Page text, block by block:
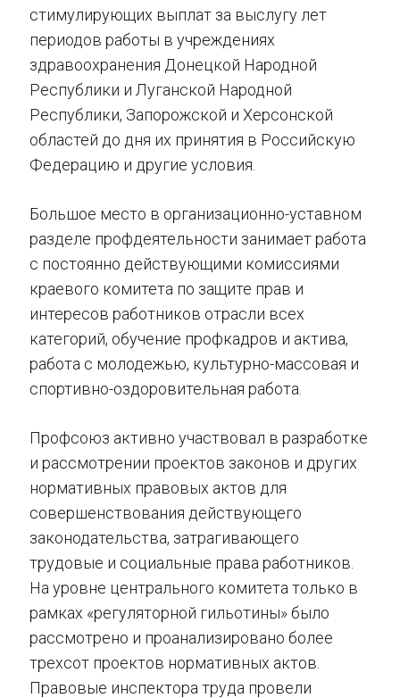
стимулирующих выплат за выслугу лет
периодов работы в учреждениях
здравоохранения Донецкой Народной
Республики и Луганской Народной
Республики, Запорожской и Херсонской
областей до дня их принятия в Российскую
Федерацию и другие условия.
Большое место в организационно-уставном
разделе профдеятельности занимает работа
с постоянно действующими комиссиями
краевого комитета по защите прав и
интересов работников отрасли всех
категорий, обучение профкадров и актива,
работа с молодежью, культурно-массовая и
спортивно-оздоровительная работа.
Профсоюз активно участвовал в разработке
и рассмотрении проектов законов и других
нормативных правовых актов для
совершенствования действующего
законодательства, затрагивающего
трудовые и социальные права работников.
На уровне центрального комитета только в
рамках «регуляторной гильотины» было
рассмотрено и проанализировано более
трехсот проектов нормативных актов.
Правовые инспектора труда провели